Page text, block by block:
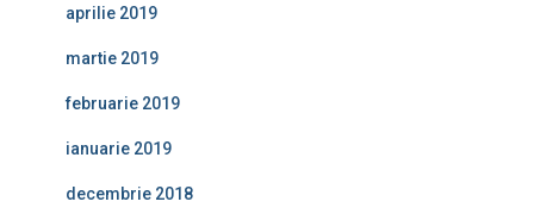
aprilie 2019
martie 2019
februarie 2019
ianuarie 2019
decembrie 2018